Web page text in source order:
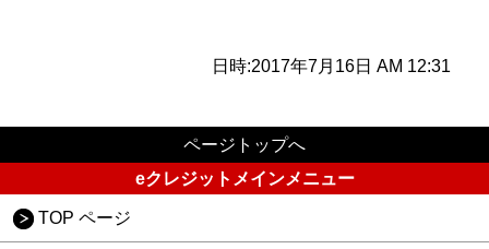
日時:2017年7月16日 AM 12:31
ページトップへ
eクレジットメインメニュー
TOP ページ